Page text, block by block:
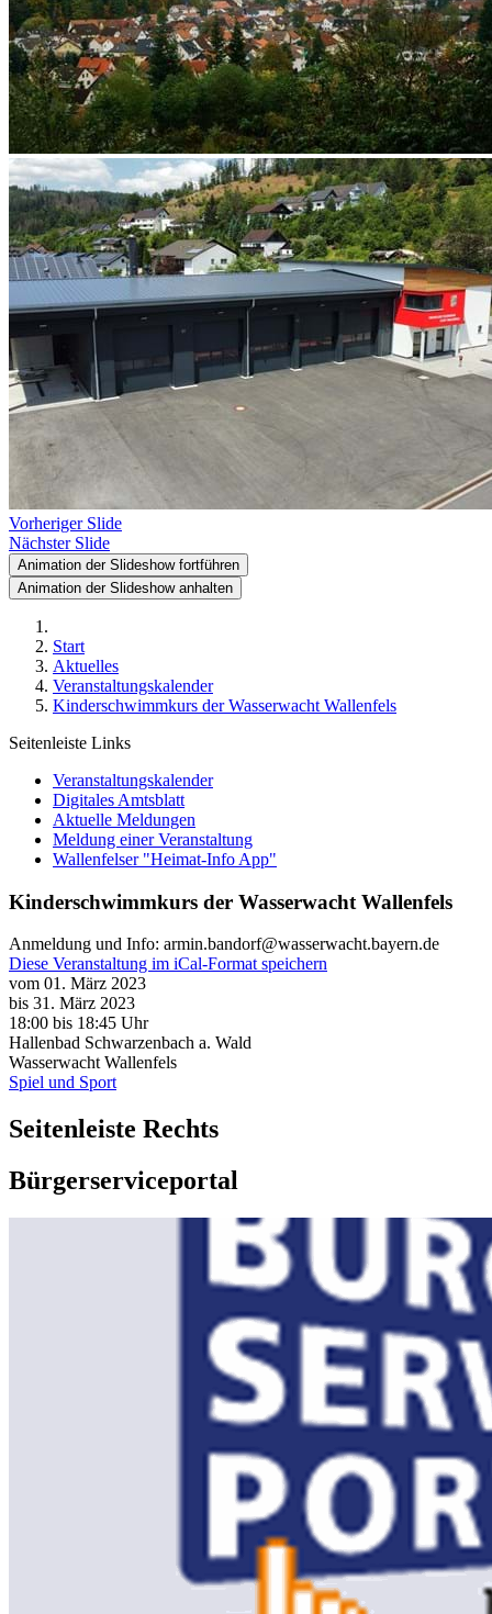
Vorheriger Slide
Nächster Slide
Animation der Slideshow fortführen
Animation der Slideshow anhalten
Start
Aktuelles
Veranstaltungskalender
Kinderschwimmkurs der Wasserwacht Wallenfels
Seitenleiste Links
Veranstaltungskalender
Digitales Amtsblatt
Aktuelle Meldungen
Meldung einer Veranstaltung
Wallenfelser "Heimat-Info App"
Kinderschwimmkurs der Wasserwacht Wallenfels
Anmeldung und Info: armin.bandorf@wasserwacht.bayern.de
Diese Veranstaltung im iCal-Format speichern
vom 01. März 2023
bis 31. März 2023
18:00 bis 18:45 Uhr
Hallenbad Schwarzenbach a. Wald
Wasserwacht Wallenfels
Spiel und Sport
Seitenleiste Rechts
Bürgerserviceportal